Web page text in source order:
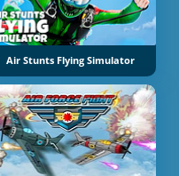
Air Stunts Flying Simulator